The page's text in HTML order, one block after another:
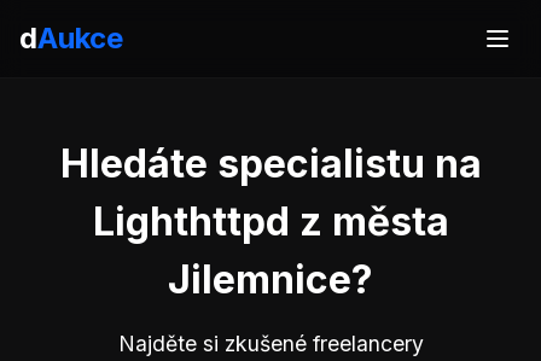
dAukce
Hledáte specialistu na
Lighthttpd z města
Jilemnice?
Najděte si zkušené freelancery